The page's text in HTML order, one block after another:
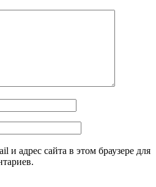
и адрес сайта в этом браузере для